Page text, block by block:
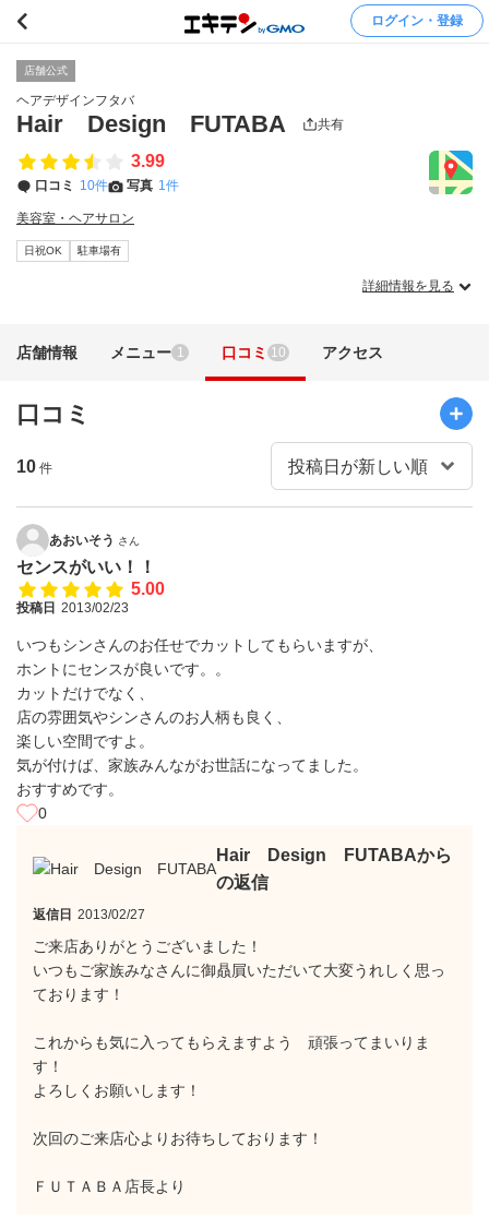
ログイン・登録
店舗公式
ヘアデザインフタバ
Hair Design FUTABA 共有
3.99
口コミ 10件 写真 1件
美容室・ヘアサロン
日祝OK 駐車場有
詳細情報を見る
店舗情報 メニュー 1 口コミ 10 アクセス
口コミ
10 件
あおいそう さん
センスがいい！！
5.00
投稿日 2013/02/23
いつもシンさんのお任せでカットしてもらいますが、
ホントにセンスが良いです。。
カットだけでなく、
店の雰囲気やシンさんのお人柄も良く、
楽しい空間ですよ。
気が付けば、家族みんながお世話になってました。
おすすめです。
0
Hair Design FUTABAから
の返信
返信日 2013/02/27
ご来店ありがとうございました！
いつもご家族みなさんに御贔屓いただいて大変うれしく思っ
ております！
これからも気に入ってもらえますよう 頑張ってまいりま
す！
よろしくお願いします！
次回のご来店心よりお待ちしております！
ＦＵＴＡＢＡ店長より